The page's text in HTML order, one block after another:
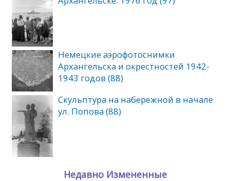
Немецкие аэрофотоснимки
Архангельска и окрестностей 1942-
1943 годов (88)
Скульптура на набережной в начале
ул. Попова (88)
Недавно Измененные